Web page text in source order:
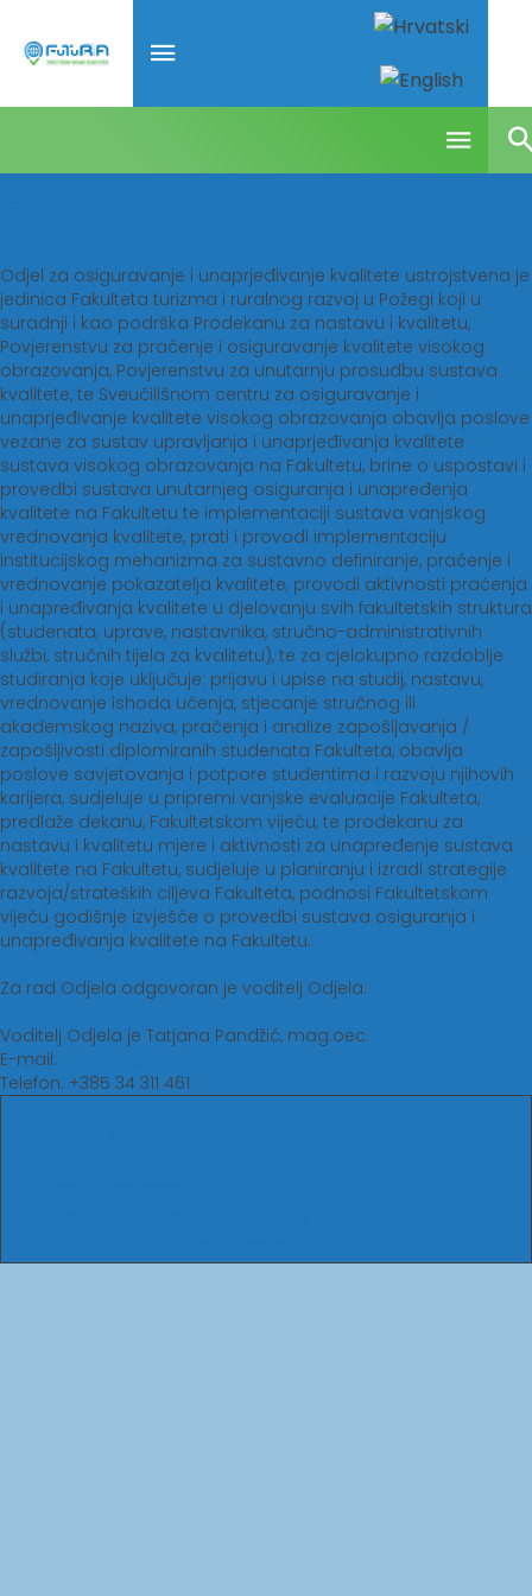
Odjel za osiguravanje i unaprjeđivanje kvalitete ustrojstvena je
jedinica Fakulteta turizma i ruralnog razvoj u Požegi koji u
suradnji i kao podrška Prodekanu za nastavu i kvalitetu,
Povjerenstvu za praćenje i osiguravanje kvalitete visokog
obrazovanja, Povjerenstvu za unutarnju prosudbu sustava
kvalitete, te Sveučilišnom centru za osiguravanje i
unaprjeđivanje kvalitete visokog obrazovanja obavlja poslove
vezane za sustav upravljanja i unaprjeđivanja kvalitete
sustava visokog obrazovanja na Fakultetu, brine o uspostavi i
provedbi sustava unutarnjeg osiguranja i unapređenja
kvalitete na Fakultetu te implementaciji sustava vanjskog
vrednovanja kvalitete, prati i provodi implementaciju
institucijskog mehanizma za sustavno definiranje, praćenje i
vrednovanje pokazatelja kvalitete, provodi aktivnosti praćenja
i unapređivanja kvalitete u djelovanju svih fakultetskih struktura
(studenata, uprave, nastavnika, stručno-administrativnih
službi, stručnih tijela za kvalitetu), te za cjelokupno razdoblje
studiranja koje uključuje: prijavu i upise na studij, nastavu,
vrednovanje ishoda učenja, stjecanje stručnog ili
akademskog naziva, praćenja i analize zapošljavanja /
zapošljivosti diplomiranih studenata Fakulteta, obavlja
poslove savjetovanja i potpore studentima i razvoju njihovih
karijera, sudjeluje u pripremi vanjske evaluacije Fakulteta,
predlaže dekanu, Fakultetskom vijeću, te prodekanu za
nastavu i kvalitetu mjere i aktivnosti za unapređenje sustava
kvalitete na Fakultetu, sudjeluje u planiranju i izradi strategije
razvoja/strateških ciljeva Fakulteta, podnosi Fakultetskom
vijeću godišnje izvješće o provedbi sustava osiguranja i
unapređivanja kvalitete na Fakultetu.
Za rad Odjela odgovoran je voditelj Odjela.
Voditelj Odjela je Tatjana Pandžić, mag.oec.
E-mail:
Telefon: +385 34 311 461